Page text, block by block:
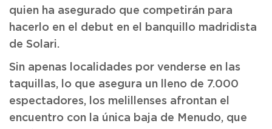
quien ha asegurado que competirán para
hacerlo en el debut en el banquillo madridista
de Solari.
Sin apenas localidades por venderse en las
taquillas, lo que asegura un lleno de 7.000
espectadores, los melillenses afrontan el
encuentro con la única baja de Menudo, que